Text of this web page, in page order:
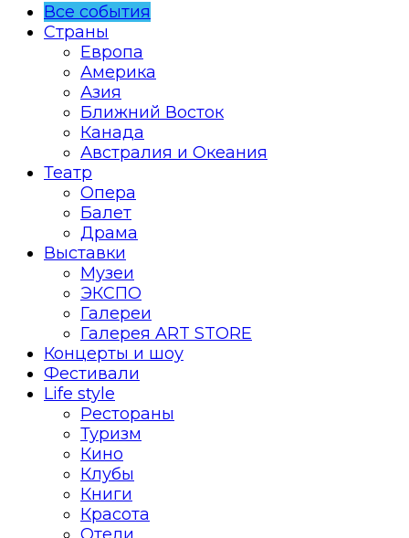
Все события
Страны
Европа
Америка
Азия
Ближний Восток
Канада
Австралия и Океания
Театр
Опера
Балет
Драма
Выставки
Музеи
ЭКСПО
Галереи
Галерея ART STORE
Концерты и шоу
Фестивали
Life style
Рестораны
Туризм
Кино
Клубы
Книги
Красота